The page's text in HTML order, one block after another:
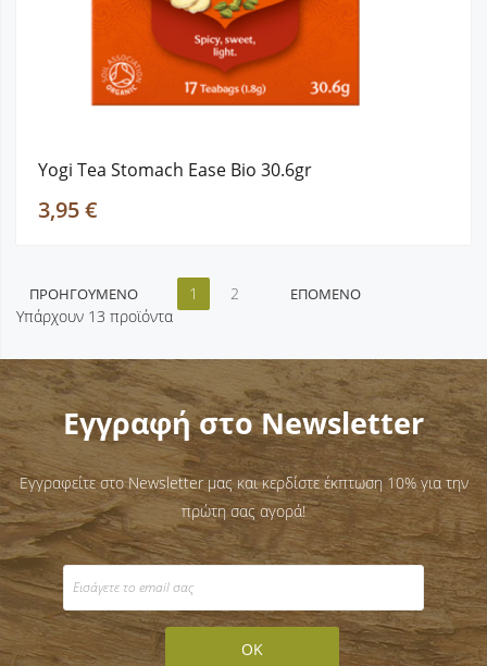
Υπάρχουν 13 προϊόντα
Yogi Tea Stomach Ease Bio 30.6gr
3,95 €
ΠΡΟΗΓΟΎΜΕΝΟ 1 2 ΕΠΌΜΕΝΟ
Εγγραφή στο Newsletter
Εγγραφείτε στο Newsletter μας και κερδίστε έκπτωση 10% για την
πρώτη σας αγορά!